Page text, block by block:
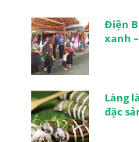
Điện
xanh
Làng
đặc